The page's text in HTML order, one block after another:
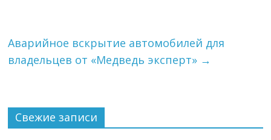
Аварийное вскрытие автомобилей для
владельцев от «Медведь эксперт» →
Свежие записи